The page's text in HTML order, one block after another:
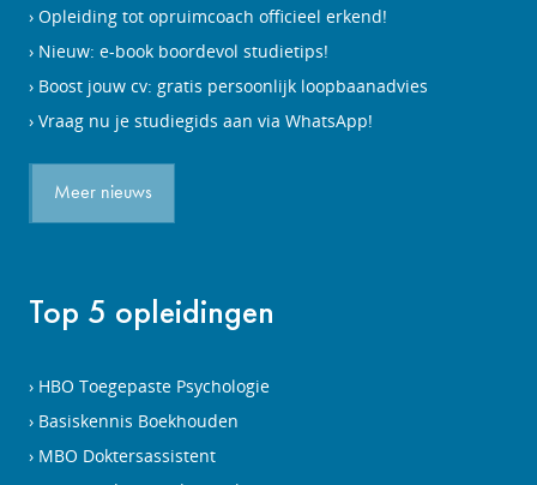
Opleiding tot opruimcoach officieel erkend!
Nieuw: e-book boordevol studietips!
Boost jouw cv: gratis persoonlijk loopbaanadvies
Vraag nu je studiegids aan via WhatsApp!
Meer nieuws
Top 5 opleidingen
HBO Toegepaste Psychologie
Basiskennis Boekhouden
MBO Doktersassistent